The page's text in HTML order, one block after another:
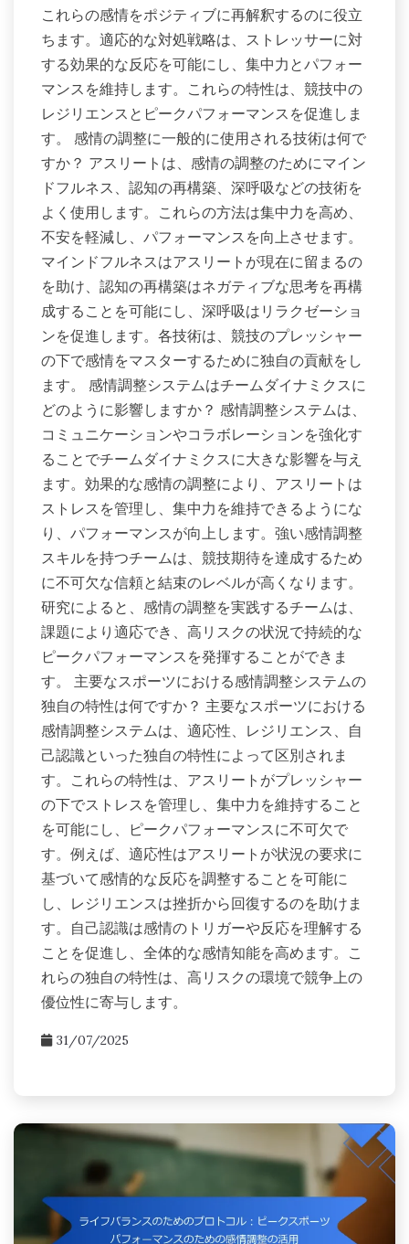
これらの感情をポジティブに再解釈するのに役立
ちます。適応的な対処戦略は、ストレッサーに対
する効果的な反応を可能にし、集中力とパフォー
マンスを維持します。これらの特性は、競技中の
レジリエンスとピークパフォーマンスを促進しま
す。 感情の調整に一般的に使用される技術は何で
すか？ アスリートは、感情の調整のためにマイン
ドフルネス、認知の再構築、深呼吸などの技術を
よく使用します。これらの方法は集中力を高め、
不安を軽減し、パフォーマンスを向上させます。
マインドフルネスはアスリートが現在に留まるの
を助け、認知の再構築はネガティブな思考を再構
成することを可能にし、深呼吸はリラクゼーショ
ンを促進します。各技術は、競技のプレッシャー
の下で感情をマスターするために独自の貢献をし
ます。 感情調整システムはチームダイナミクスに
どのように影響しますか？ 感情調整システムは、
コミュニケーションやコラボレーションを強化す
ることでチームダイナミクスに大きな影響を与え
ます。効果的な感情の調整により、アスリートは
ストレスを管理し、集中力を維持できるようにな
り、パフォーマンスが向上します。強い感情調整
スキルを持つチームは、競技期待を達成するため
に不可欠な信頼と結束のレベルが高くなります。
研究によると、感情の調整を実践するチームは、
課題により適応でき、高リスクの状況で持続的な
ピークパフォーマンスを発揮することができま
す。 主要なスポーツにおける感情調整システムの
独自の特性は何ですか？ 主要なスポーツにおける
感情調整システムは、適応性、レジリエンス、自
己認識といった独自の特性によって区別されま
す。これらの特性は、アスリートがプレッシャー
の下でストレスを管理し、集中力を維持すること
を可能にし、ピークパフォーマンスに不可欠で
す。例えば、適応性はアスリートが状況の要求に
基づいて感情的な反応を調整することを可能に
し、レジリエンスは挫折から回復するのを助けま
す。自己認識は感情のトリガーや反応を理解する
ことを促進し、全体的な感情知能を高めます。こ
れらの独自の特性は、高リスクの環境で競争上の
優位性に寄与します。
31/07/2025